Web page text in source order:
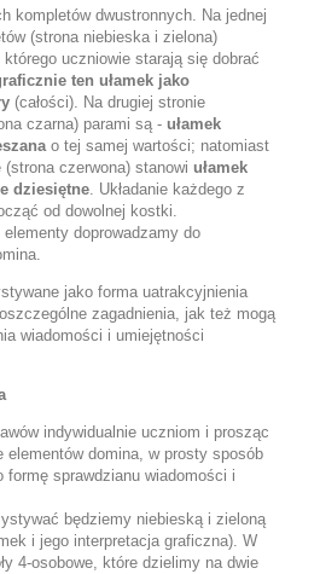
kompletów dwustronnych. Na jednej
(strona niebieska i zielona)
którego uczniowie starają się dobrać
ten ułamek jako
(całości). Na drugiej stronie
czarna) parami są - ułamek
o tej samej wartości; natomiast
czerwona) stanowi ułamek
dziesiętne. Układanie każdego z
od dowolnej kostki.
doprowadzamy do
jako forma uatrakcyjnienia
zagadnienia, jak też mogą
wiadomości i umiejętności
indywidualnie uczniom i prosząc
elementów domina, w prosty sposób
sprawdzianu wiadomości i
będziemy niebieską i zieloną
i jego interpretacja graficzna). W
4-osobowe, które dzielimy na dwie